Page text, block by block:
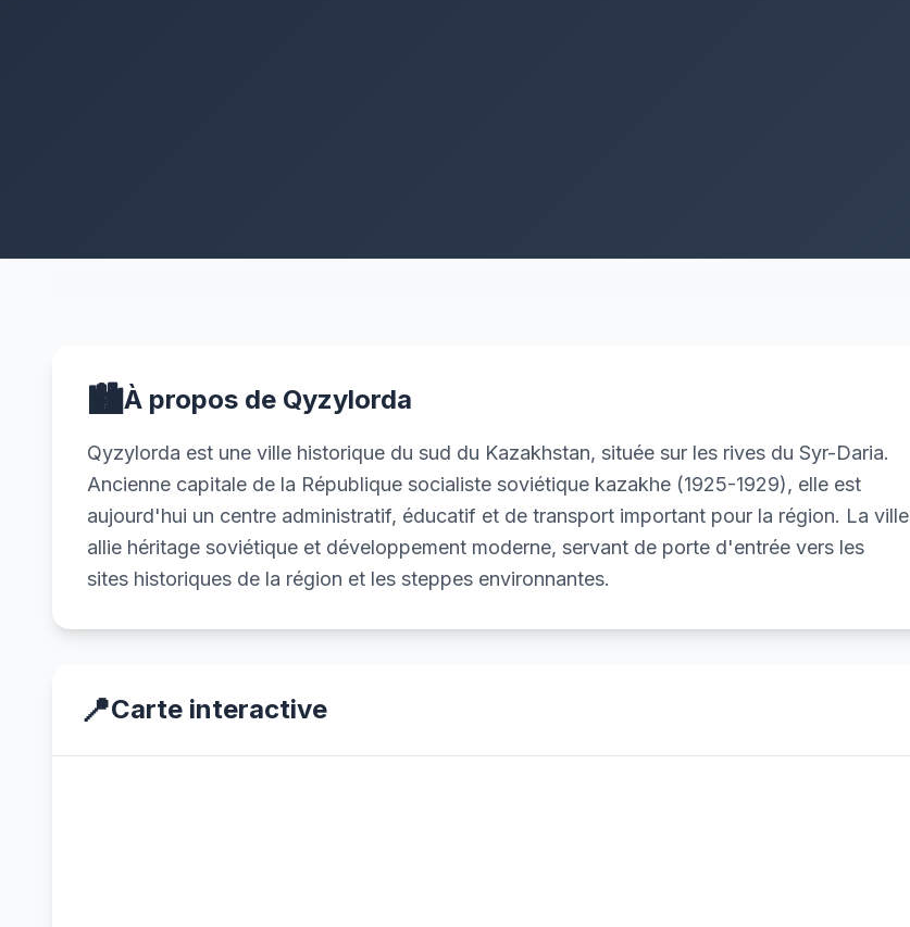
🏙️À propos de Qyzylorda
Qyzylorda est une ville historique du sud du Kazakhstan, située sur les rives du Syr-Daria.
Ancienne capitale de la République socialiste soviétique kazakhe (1925-1929), elle est
aujourd'hui un centre administratif, éducatif et de transport important pour la région. La ville
allie héritage soviétique et développement moderne, servant de porte d'entrée vers les
sites historiques de la région et les steppes environnantes.
📍Carte interactive